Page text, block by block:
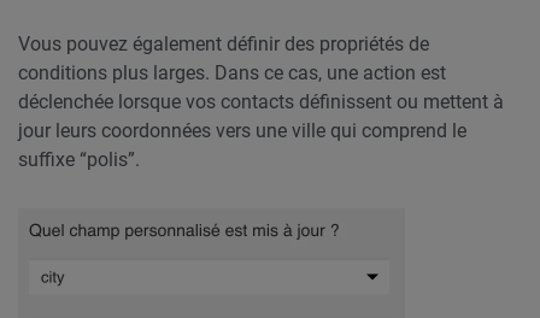
Vous pouvez également définir des propriétés de
conditions plus larges. Dans ce cas, une action est
déclenchée lorsque vos contacts définissent ou mettent à
jour leurs coordonnées vers une ville qui comprend le
suffixe “polis”.